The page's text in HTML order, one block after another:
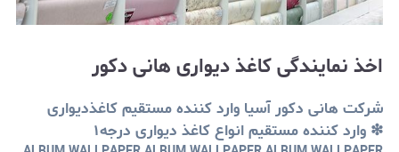
اخذ نمایندگی کاغذ دیواری هانی دکور
شرکت هانی دکور آسیا وارد کننده مستقیم کاغذدیواری
❇ وارد کننده مستقیم انواع کاغذ دیواری درجه۱